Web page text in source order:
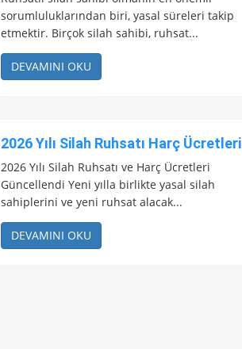
sorumluluklarından biri, yasal süreleri takip
etmektir. Birçok silah sahibi, ruhsat...
DEVAMINI OKU
2026 Yılı Silah Ruhsatı Harç Ücretleri
2026 Yılı Silah Ruhsatı ve Harç Ücretleri
Güncellendi Yeni yılla birlikte yasal silah
sahiplerini ve yeni ruhsat alacak...
DEVAMINI OKU